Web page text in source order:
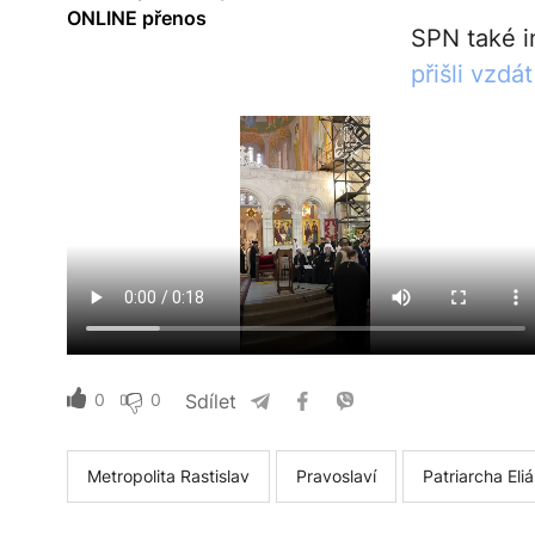
ONLINE přenos
SPN také
přišli
0 0 Sdílet
Metropolita Rastislav Pravoslaví Patriarcha